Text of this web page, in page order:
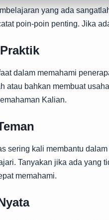
yang ada
poin-poin penting. Jika
dalam memahami
atau bahkan membuat
Kalian.
sering kali membantu
Tanyakan jika ada yang
memahami.